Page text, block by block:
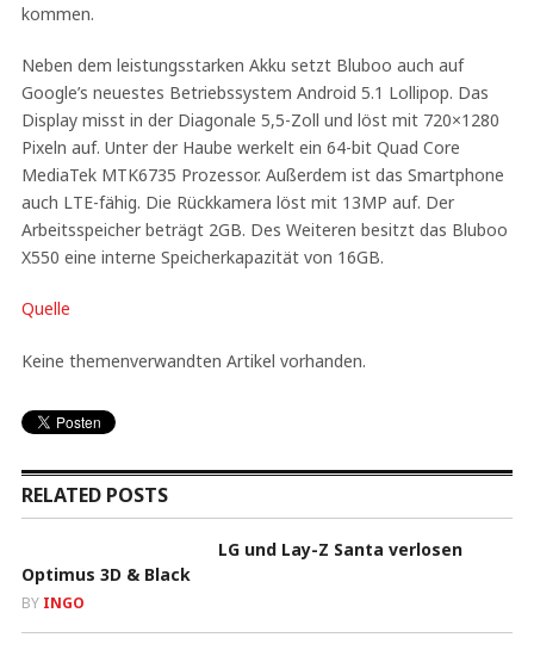
kommen.
Neben dem leistungsstarken Akku setzt Bluboo auch auf
Google’s neuestes Betriebssystem Android 5.1 Lollipop. Das
Display misst in der Diagonale 5,5-Zoll und löst mit 720×1280
Pixeln auf. Unter der Haube werkelt ein 64-bit Quad Core
MediaTek MTK6735 Prozessor. Außerdem ist das Smartphone
auch LTE-fähig. Die Rückkamera löst mit 13MP auf. Der
Arbeitsspeicher beträgt 2GB. Des Weiteren besitzt das Bluboo
X550 eine interne Speicherkapazität von 16GB.
Quelle
Keine themenverwandten Artikel vorhanden.
RELATED POSTS
LG und Lay-Z Santa verlosen
Optimus 3D & Black
BY INGO